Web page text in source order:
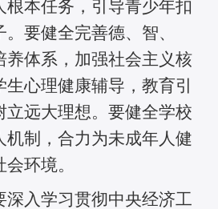
根本任务，引导青少年扣
要健全完善德、智、
养体系，加强社会主义核
心理健康辅导，教育引
立远大理想。要健全学校
机制，合力为未成年人健
环境。
深入学习贯彻中央经济工